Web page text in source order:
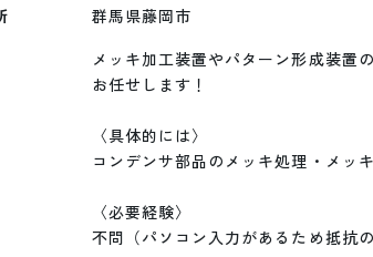
群馬県藤岡市
メッキ加工装置やパターン形成装置
お任せします！
〈具体的には〉
コンデンサ部品のメッキ処理・メッ
〈必要経験〉
不問（パソコン入力があるため抵抗の